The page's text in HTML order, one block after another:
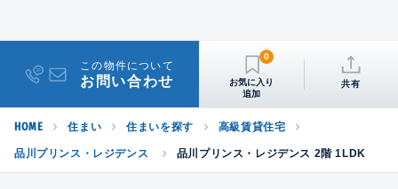
この物件について
お問い合わせ
0
共有
HOME 住まい 住まいを探す 高級賃貸住宅
品川プリンス・レジデンス 品川プリンス・レジデンス 2階 1LDK